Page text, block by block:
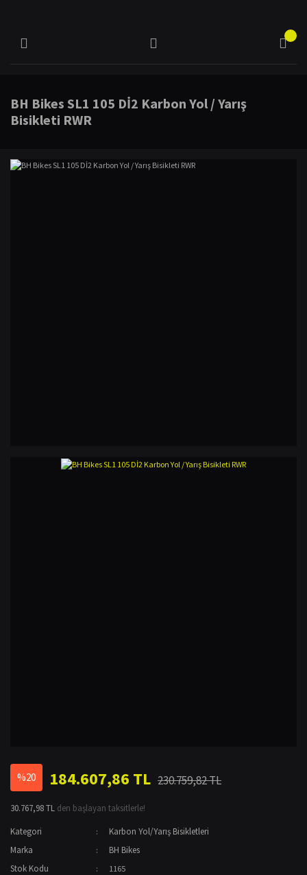
BH Bikes SL1 105 Dİ2 Karbon Yol / Yarış
Bisikleti RWR
%20 184.607,86 TL 230.759,82 TL
30.767,98 TL den başlayan taksitlerle!
Kategori
Karbon Yol/Yarış Bisikletleri
Marka
BH Bikes
Stok Kodu
1165